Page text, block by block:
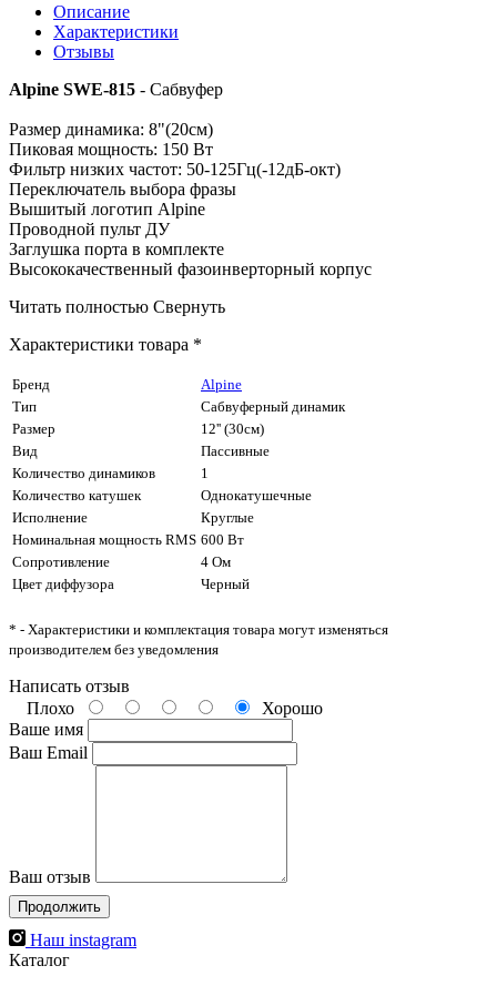
Описание
Характеристики
Отзывы
Alpine SWE-815 - Сабвуфер
Размер динамика: 8"(20см)
Пиковая мощность: 150 Вт
Фильтр низких частот: 50-125Гц(-12дБ-окт)
Переключатель выбора фразы
Вышитый логотип Alpine
Проводной пульт ДУ
Заглушка порта в комплекте
Высококачественный фазоинверторный корпус
Читать полностью Свернуть
Характеристики товара *
Бренд
Alpine
Тип
Сабвуферный динамик
Размер
12'' (30см)
Вид
Пассивные
Количество динамиков
1
Количество катушек
Однокатушечные
Исполнение
Круглые
Номинальная мощность RMS 600 Вт
Сопротивление
4 Ом
Цвет диффузора
Черный
* - Характеристики и комплектация товара могут изменяться
производителем без уведомления
Написать отзыв
Плохо
Хорошо
Ваше имя
Ваш Email
Ваш отзыв
Продолжить
Наш instagram
Каталог